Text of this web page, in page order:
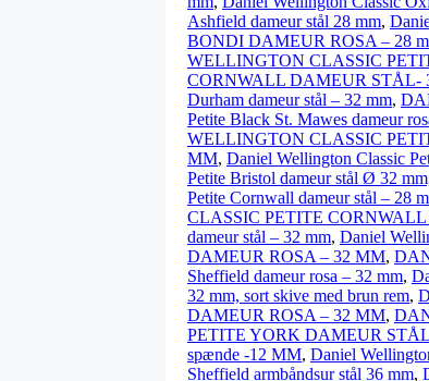
Ashfield dameur stål 28 mm,
BONDI DAMEUR ROSA – 28
WELLINGTON CLASSIC
CORNWALL DAMEUR STÅL-
Durham dameur stål – 32 mm,
Petite Black St. Mawes dameur
WELLINGTON CLASSIC
MM, Daniel Wellington Classic
Petite Bristol dameur stål Ø 32
Petite Cornwall dameur stål – 28
CLASSIC PETITE CORNWALL
dameur stål – 32 mm, Daniel
DAMEUR ROSA – 32 MM,
Sheffield dameur rosa – 32 mm,
32 mm, sort skive med brun rem,
DAMEUR ROSA – 32 MM,
PETITE YORK DAMEUR
spænde -12 MM, Daniel
Sheffield armbåndsur stål 36 mm,